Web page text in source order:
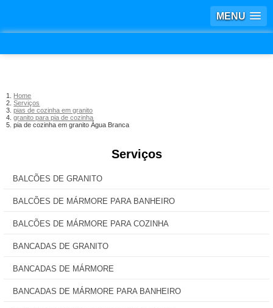
MENU
Home
Serviços
pias de cozinha em granito
granito para pia de cozinha
pia de cozinha em granito Água Branca
Serviços
BALCÕES DE GRANITO
BALCÕES DE MÁRMORE PARA BANHEIRO
BALCÕES DE MÁRMORE PARA COZINHA
BANCADAS DE GRANITO
BANCADAS DE MÁRMORE
BANCADAS DE MÁRMORE PARA BANHEIRO